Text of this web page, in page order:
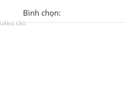
Bình chọn:
CÁO